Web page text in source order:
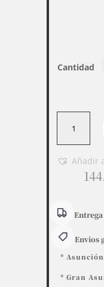
Cantidad
unidades.
(50
Shampoo)
Hotel
Motel
cantidad
Añadir
Entrega
Envios
*
* Gran